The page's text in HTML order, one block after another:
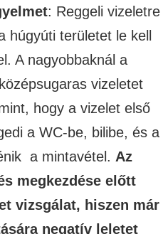
: Reggeli vizeletre
húgyúti területet le kell
A nagyobbaknál a
vizeletet
hogy a vizelet első
a WC-be, bilibe, és a
a mintavétel. Az
megkezdése előtt
vizsgálat, hiszen már
negatív leletet